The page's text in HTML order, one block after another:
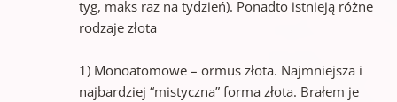
tyg, maks raz na tydzień). Ponadto istnieją różne
rodzaje złota
1) Monoatomowe – ormus złota. Najmniejsza i
najbardziej “mistyczna” forma złota. Brałem je